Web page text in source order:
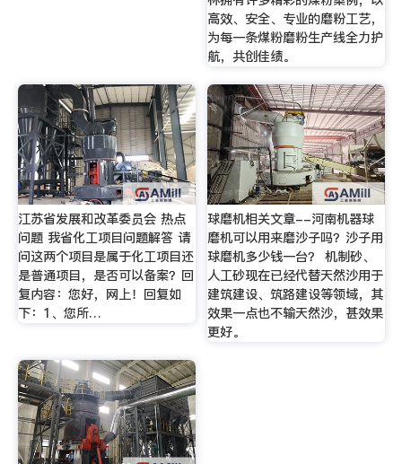
高效、安全、专业的磨粉工艺，
为每一条煤粉磨粉生产线全力护
航，共创佳绩。
江苏省发展和改革委员会 热点
问题 我省化工项目问题解答 请
问这两个项目是属于化工项目还
是普通项目，是否可以备案？回
复内容：您好，网上！回复如
下：1、您所…
球磨机相关文章--河南机器球
磨机可以用来磨沙子吗？沙子用
球磨机多少钱一台？ 机制砂、
人工砂现在已经代替天然沙用于
建筑建设、筑路建设等领域，其
效果一点也不输天然沙，甚效果
更好。